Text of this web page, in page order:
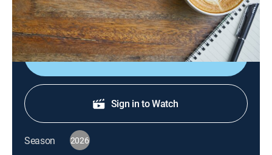
Un adelanto de lo que va a pasar en Despierta
América, El Gordo y La Flaca y Primer Impacto.
Shop DIRECTV
Sign in to Watch
Season 2026